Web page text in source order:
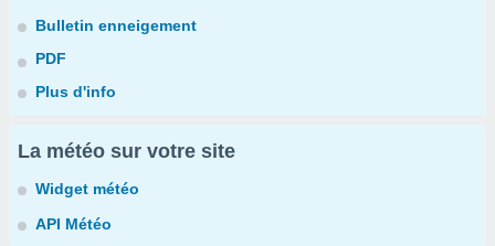
Bulletin enneigement
PDF
Plus d'info
La météo sur votre site
Widget météo
API Météo